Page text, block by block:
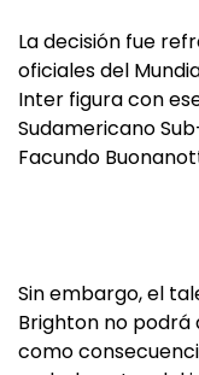
La decisión fue
oficiales del
Inter figura con
Sudamericano
Facundo
Sin embargo, el
Brighton no podrá
como